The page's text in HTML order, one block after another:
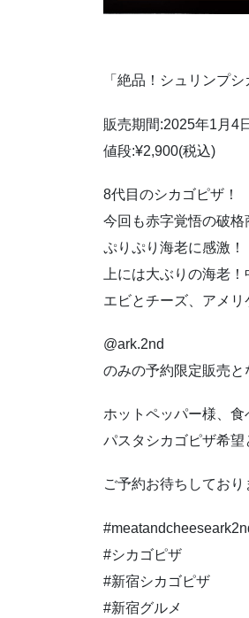
「絶品！シュリンプシ
販売期間:2025年1月4
値段:¥2,900(税込)
8代目のシカゴピザ！
今回も赤字覚悟の破格
ぷりぷり海老に感激！
上には大ぶりの海老
エビとチーズ、アメリ
@ark.2nd
のみの予約限定販売と
ホットペッパー様、
パスタシカゴピザ希望
ご予約お待ちしており
#シカゴピザ
#新宿シカゴピザ
#新宿グルメ